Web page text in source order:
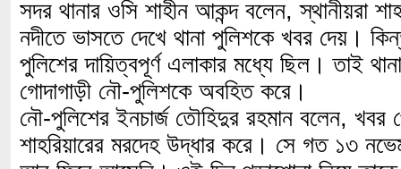
সদর থানার ওসি শাহীন আকন্দ বলেন, স্থানীয়রা
নদীতে ভাসতে দেখে থানা পুলিশকে খবর দেয়।
পুলিশের দায়িত্বপূর্ণ এলাকার মধ্যে ছিল। তাই
গোদাগাড়ী নৌ-পুলিশকে অবহিত করে।
নৌ-পুলিশের ইনচার্জ তৌহিদুর রহমান বলেন, খবর
শাহরিয়ারের মরদেহ উদ্ধার করে। সে গত ১৩